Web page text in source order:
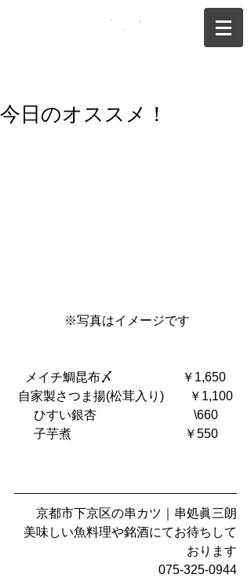
今日のオススメ！
※写真はイメージです
メイチ鯛昆布〆　                  ￥1,650
自家製さつま揚(松茸入り) 　   ￥1,100
ひすい銀杏                               \660
子芋煮                                    ￥550
京都市下京区の串カツ｜串処眞三朗
美味しい魚料理や銘酒にてお待ちして
おります
075-325-0944